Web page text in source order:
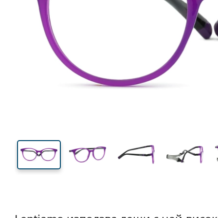
41 mm
Височина на стъклото Ширина на стъклото
Ширина
на